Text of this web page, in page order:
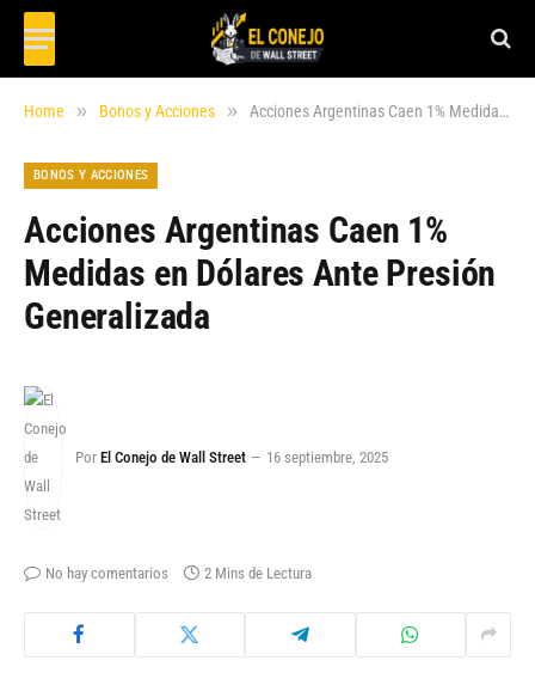
Home » Bonos y Acciones » Acciones Argentinas Caen 1% Medidas en Dólares Ante Presión Generalizada
BONOS Y ACCIONES
Acciones Argentinas Caen 1%
Medidas en Dólares Ante Presión
Generalizada
Por El Conejo de Wall Street 16 septiembre, 2025
No hay comentarios 2 Mins de Lectura